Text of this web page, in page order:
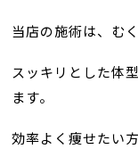
当店の施術は、む
スッキリとした体
ます。
効率よく痩せたい